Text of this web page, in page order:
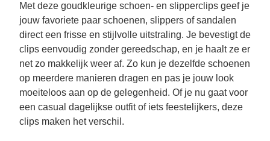
Met deze goudkleurige schoen- en slipperclips geef je
jouw favoriete paar schoenen, slippers of sandalen
direct een frisse en stijlvolle uitstraling. Je bevestigt de
clips eenvoudig zonder gereedschap, en je haalt ze er
net zo makkelijk weer af. Zo kun je dezelfde schoenen
op meerdere manieren dragen en pas je jouw look
moeiteloos aan op de gelegenheid. Of je nu gaat voor
een casual dagelijkse outfit of iets feestelijkers, deze
clips maken het verschil.